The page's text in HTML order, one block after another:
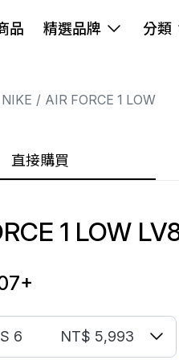
品 精選品牌 分類
NIKE AIR FORCE 1 LOW
直接購買
1 LOW
+
6 NT$ 5,993